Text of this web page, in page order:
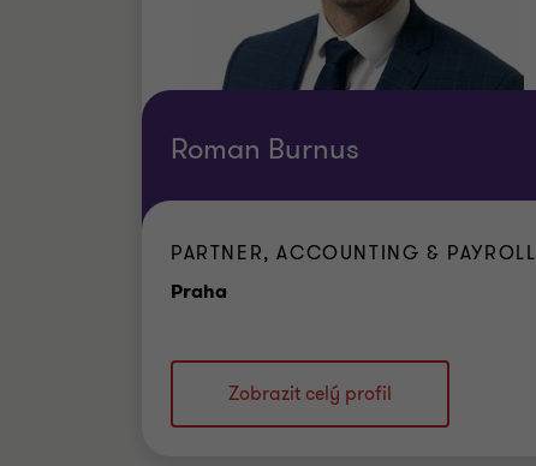
Roman Burnus
PARTNER, ACCOUNTING & PAYROLL
Praha
Zobrazit celý profil